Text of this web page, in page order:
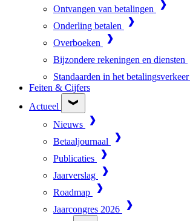
Ontvangen van betalingen
Onderling betalen
Overboeken
Bijzondere rekeningen en diensten
Standaarden in het betalingsverkeer
Feiten & Cijfers
Actueel
Nieuws
Betaaljournaal
Publicaties
Jaarverslag
Roadmap
Jaarcongres 2026